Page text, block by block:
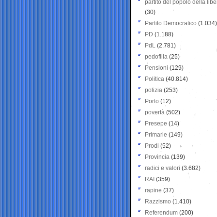
partito del popolo della
(30)
Partito Democratico (1.034)
PD (1.188)
PdL (2.781)
pedofilia (25)
Pensioni (129)
Politica (40.814)
polizia (253)
Porto (12)
povertà (502)
Presepe (14)
Primarie (149)
Prodi (52)
Provincia (139)
radici e valori (3.682)
RAI (359)
rapine (37)
Razzismo (1.410)
Referendum (200)